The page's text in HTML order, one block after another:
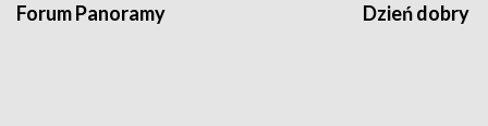
Forum Panoramy Dzień dobry